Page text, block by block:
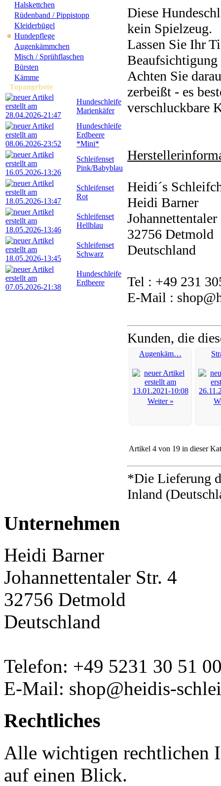
Halskettchen
Rüdenband / Pippistopp
Kleiderbügel
● Hundepflege
Augenkämmchen
Misch / Sprühflaschen
Bürsten
Kämme
Topangebote
Hundeschleife
Marienkäfer
Hundeschleife
Erdbeere
*Mini*
Schleifenset
Pink/Babyblau
Schleifenset
Rot
Schleifenset
Hellblau
Schleifenset
Schwarz
Hundeschleife
Erdbeere
Diese
kein Spielzeug.
Lassen Sie Ihr
Beaufsichtigung
Achten Sie
zerbeißt - es
verschluckbare
Heidi´s
Heidi Barner
Johannettentaler
32756 Detmold
Deutschland
Tel : +49 231
E-Mail :
Kunden, die
Augenkäm…
Weiter »
Artikel 4 von 19 in dieser
*Die Lieferung
Inland
Unternehmen
Heidi Barner
Johannettentaler Str. 4
32756 Detmold
Deutschland
Telefon: +49 5231 30 51
E-Mail: shop@heidis-
Rechtliches
Alle wichtigen rechtlichen
auf einen Blick.